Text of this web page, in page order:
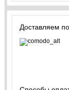
Доставляем